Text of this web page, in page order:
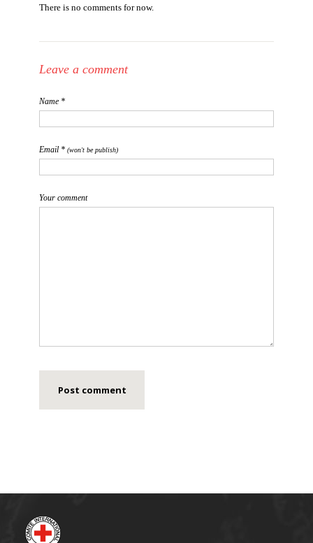
There is no comments for now.
Leave a comment
Name *
Email * (won't be publish)
Your comment